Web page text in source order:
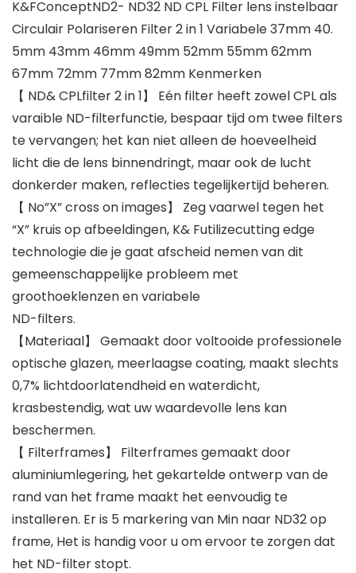
K&FConceptND2- ND32 ND CPL Filter lens instelbaar
Circulair Polariseren Filter 2 in 1 Variabele 37mm 40.
5mm 43mm 46mm 49mm 52mm 55mm 62mm
67mm 72mm 77mm 82mm Kenmerken
【 ND& CPLfilter 2 in 1】 Eén filter heeft zowel CPL als
varaible ND-filterfunctie, bespaar tijd om twee filters
te vervangen; het kan niet alleen de hoeveelheid
licht die de lens binnendringt, maar ook de lucht
donkerder maken, reflecties tegelijkertijd beheren.
【 No”X” cross on images】 Zeg vaarwel tegen het
“X” kruis op afbeeldingen, K& Futilizecutting edge
technologie die je gaat afscheid nemen van dit
gemeenschappelijke probleem met
groothoeklenzen en variabele
ND-filters.
【Materiaal】 Gemaakt door voltooide professionele
optische glazen, meerlaagse coating, maakt slechts
0,7% lichtdoorlatendheid en waterdicht,
krasbestendig, wat uw waardevolle lens kan
beschermen.
【 Filterframes】 Filterframes gemaakt door
aluminiumlegering, het gekartelde ontwerp van de
rand van het frame maakt het eenvoudig te
installeren. Er is 5 markering van Min naar ND32 op
frame, Het is handig voor u om ervoor te zorgen dat
het ND-filter stopt.